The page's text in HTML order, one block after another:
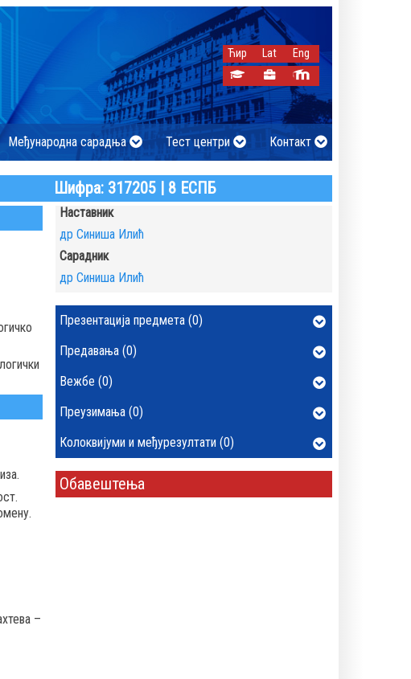
Ћир Lat Eng
Међународна сарадња Тест центри Контакт
Шифра: 317205 | 8 ЕСПБ
–
Наставник
др Синиша Илић
Сарадник
др Синиша Илић
Презентација предмета (0)
Предавања (0)
Вежбе (0)
Преузимања (0)
Колоквијуми и међурезултати (0)
Обавештења